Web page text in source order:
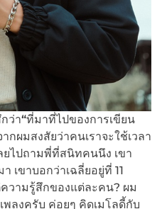
ว่า“ที่มาที่ไปของการเขียน
ากผมสงสัยว่าคนเราจะใช้เวลา
ยไปถามพี่ที่สนิทคนนึง เขา
เขาบอกว่าเฉลี่ยอยู่ที่ 11
วามรู้สึกของแต่ละคน? ผม
พลงครับ ค่อยๆ คิดเมโลดี้กับ